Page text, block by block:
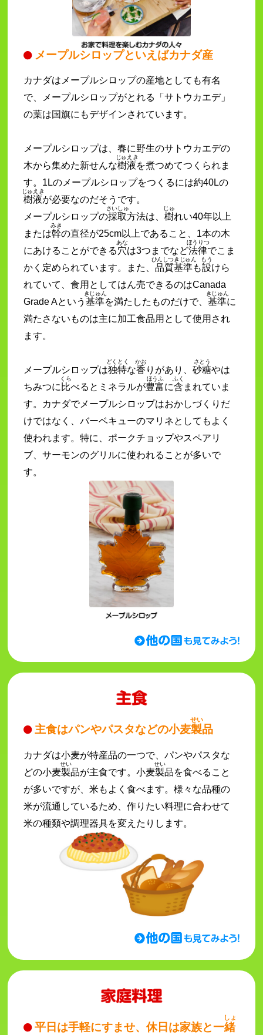
メープルシロップといえばカナダ産
カナダはメープルシロップの産地としても有名
で、メープルシロップがとれる「サトウカエデ」
の葉は国旗にもデザインされています。
メープルシロップは、春に野生のサトウカエデの
木から集めた新せんな樹液
じゅえき
を煮つめてつくられま
す。1Lのメープルシロップをつくるには約40Lの
樹液
じゅえき
が必要なのだそうです。
メープルシロップの採取
さいしゅ
方法は、樹
じゅ
れい40年以上
または幹
みき
の直径が25cm以上であること、1本の木
にあけることができる穴
あな
は3つまでなど法律
ほうりつ
でこま
かく定められています。また、品質基準
ひんしつきじゅん
も設
もう
けら
れていて、食用としてはん売できるのはCanada
Grade Aという基準
きじゅん
を満たしたものだけで、基準
きじゅん
に
満たさないものは主に加工食品用として使用され
ます。
メープルシロップは独特
どくとく
な香
かお
りがあり、砂糖
さとう
やは
ちみつに 比
くら
べるとミネラルが豊富
ほうふ
に含
ふく
まれていま
す。カナダでメープルシロップはおかしづくりだ
けではなく、バーベキューのマリネとしてもよく
使われます。特に、ポークチョップやスペアリ
ブ、サーモンのグリルに使われることが多いで
す。
主食はパンやパスタなどの小麦製
せい
品
カナダは小麦が特産品の一つで、パンやパスタな
どの小麦製
せい
品が主食です。小麦製
せい
品を食べること
が多いですが、米もよく食べます。様々な品種の
米が流通しているため、作りたい料理に合わせて
米の種類や調理器具を変えたりします。
平日は手軽にすませ、休日は家族と一緒
しょ